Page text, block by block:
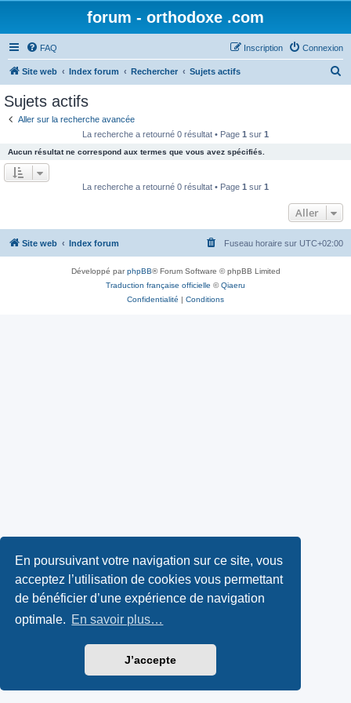
En poursuivant votre navigation sur ce site, vous
acceptez l’utilisation de cookies vous permettant
de bénéficier d’une expérience de navigation
optimale. En savoir plus…
J’accepte
forum - orthodoxe .com
FAQ Connexion
Inscription
Site web Index forum Rechercher Sujets actifs
e
r
Sujets actifs
Aller sur la recherche avancée
La recherche a retourné 0 résultat • Page 1 sur 1
Aucun résultat ne correspond aux termes que vous avez spécifiés.
La recherche a retourné 0 résultat • Page 1 sur 1
Aller
Site web Index forum Fuseau horaire sur UTC+02:00
Développé parphpBB® Forum Software © phpBB Limited
Traduction française officielle ©Qiaeru
Confidentialité | Conditions